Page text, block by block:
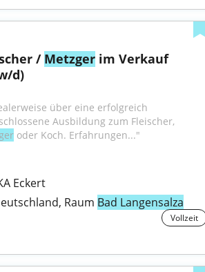
/ Metzger im Verkauf
d)
über eine erfolgreich
oder Koch. Erfahrungen..."
Eckert
Raum Bad Langensalza
Vollzeit